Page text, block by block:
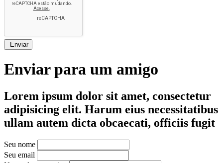
Enviar
Enviar para um amigo
Lorem ipsum dolor sit amet, consectetur
adipisicing elit. Harum eius necessitatibus
ullam autem dicta obcaecati, officiis fugit
Seu nome
Seu email